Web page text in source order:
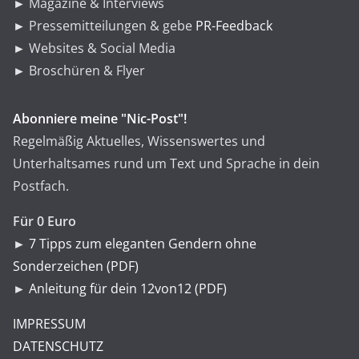
► Pressemitteilungen & gebe PR-Feedback
► Websites & Social Media
► Broschüren & Flyer
Abonniere meine "Nic-Post"!
Regelmäßig Aktuelles, Wissenswertes und
Unterhaltsames rund um Text und Sprache in dein
Postfach.
Für 0 Euro
► 7 Tipps zum eleganten Gendern ohne
Sonderzeichen (PDF)
► Anleitung für dein 12von12 (PDF)
IMPRESSUM
DATENSCHUTZ